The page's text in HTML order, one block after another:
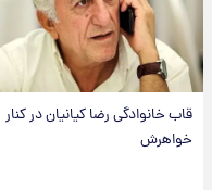
قاب خانوادگی رضا کیانیان در کنار
خواهرش